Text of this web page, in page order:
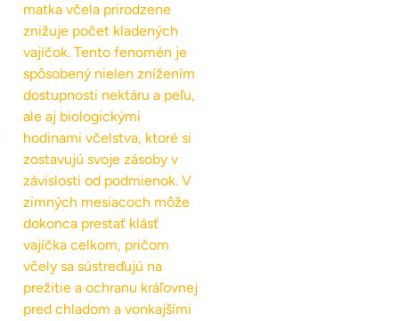
matka včela prirodzene
znižuje počet kladených
vajíčok. Tento fenomén je
spôsobený nielen znížením
dostupnosti nektáru a peľu,
ale aj biologickými
hodinami včelstva, ktoré si
zostavujú svoje zásoby v
závislosti od podmienok. V
zimných mesiacoch môže
dokonca prestať klásť
vajíčka celkom, pričom
včely sa sústreďujú na
prežitie a ochranu kráľovnej
pred chladom a vonkajšími